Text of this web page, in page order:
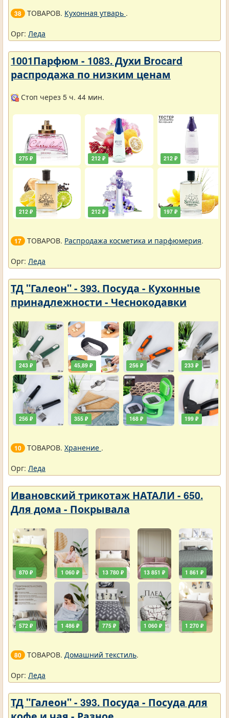
38 ТОВАРОВ. Кухонная утварь .
Орг: Леда
1001Парфюм - 1083. Духи Brocard
распродажа по низким ценам
Стоп через 5 ч. 44 мин.
275 ₽
212 ₽
212 ₽
212 ₽
212 ₽
197 ₽
17 ТОВАРОВ. Распродажа косметика и парфюмерия.
Орг: Леда
ТД "Галеон" - 393. Посуда - Кухонные
принадлежности - Чеснокодавки
243 ₽
256 ₽
45,89 ₽
355 ₽
256 ₽
168 ₽
233 ₽
199 ₽
10 ТОВАРОВ. Хранение .
Орг: Леда
Ивановский трикотаж НАТАЛИ - 650.
Для дома - Покрывала
870 ₽
572 ₽
1 060 ₽
1 486 ₽
13 780 ₽
775 ₽
13 851 ₽
1 060 ₽
1 861 ₽
1 270 ₽
80 ТОВАРОВ. Домашний текстиль.
Орг: Леда
ТД "Галеон" - 393. Посуда - Посуда для